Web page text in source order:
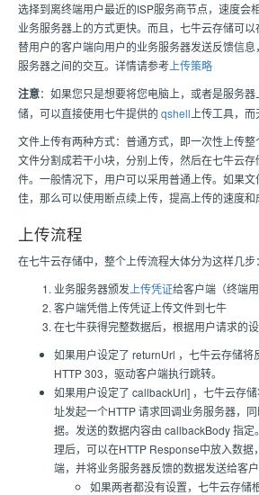
选择到离终端用户最近的ISP服务商节点，速度会
业务服务器上的方式更快。而且，七牛云存储可以
替用户的客户端向用户的业务服务器发送反馈信
服务器之间的交互。详情请参考 上传策略
注意：如果您只是想要将您电脑上，或者是服务
储，可以直接使用七牛提供的 qshell 上传工具，而
文件上传有两种方式：普通方式，即一次性上传
文件分割成若干小块，分别上传，然后在七牛云
件。一般情况下，用户可以采用普通上传。如果
佳，那么可以使用断点续上传，提高上传的速度和
上传流程
在七牛云存储中，整个上传流程大体分为这样几步：
业务服务器颁发 上传凭证给客户端（终端用
客户端凭借上传凭证上传文件到七牛
在七牛获得完整数据后，根据用户请求的设
如果用户设定了 returnUrl ，七牛云存储将
HTTP 303，驱动客户端执行跳转。
如果用户设定了 callbackUrl] ，七牛云存
址发起一个HTTP 请求回调业务服务器，
据。发送的数据内容由 callbackBody 指定
理后，可以在HTTP Response中放入数据
端，并将业务服务器反馈的数据发送给客户
如果两者都没有设置，七牛云存储